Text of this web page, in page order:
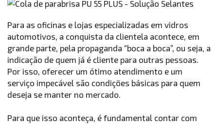
Para as oficinas e lojas especializadas em vidros
automotivos, a conquista da clientela acontece, em
grande parte, pela propaganda “boca a boca”, ou seja, a
indicação de quem já é cliente para outras pessoas.
Por isso, oferecer um ótimo atendimento e um
serviço impecável são condições básicas para quem
deseja se manter no mercado.
Para que isso aconteça, é fundamental contar com